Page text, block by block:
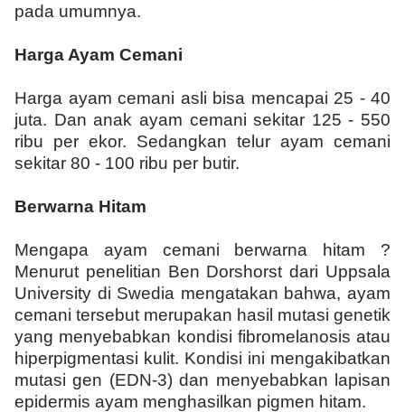
pada umumnya.
Harga Ayam Cemani
Harga ayam cemani asli bisa mencapai 25 - 40
juta. Dan anak ayam cemani sekitar 125 - 550
ribu per ekor. Sedangkan telur ayam cemani
sekitar 80 - 100 ribu per butir.
Berwarna Hitam
Mengapa ayam cemani berwarna hitam ?
Menurut penelitian Ben Dorshorst dari Uppsala
University di Swedia mengatakan bahwa, ayam
cemani tersebut merupakan hasil mutasi genetik
yang menyebabkan kondisi fibromelanosis atau
hiperpigmentasi kulit. Kondisi ini mengakibatkan
mutasi gen (EDN-3) dan menyebabkan lapisan
epidermis ayam menghasilkan pigmen hitam.